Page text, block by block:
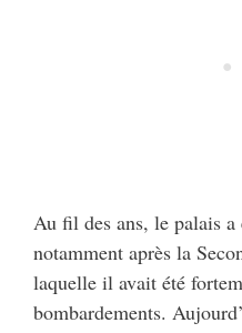
Au fil des ans, le palais a
notamment après la
laquelle il avait été
bombardements.